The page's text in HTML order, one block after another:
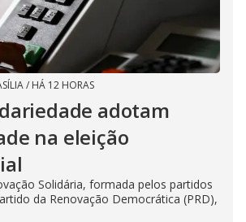
/ HÁ 12 HORAS
adotam
na eleição
Solidária, formada pelos partidos
da Renovação Democrática (PRD),